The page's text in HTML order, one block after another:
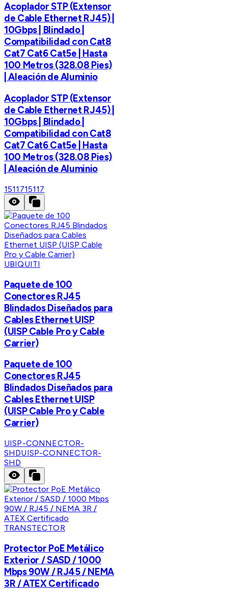
Acoplador STP (Extensor
de Cable Ethernet RJ45) |
10Gbps | Blindado |
Compatibilidad con Cat8
Cat7 Cat6 Cat5e | Hasta
100 Metros (328.08 Pies)
| Aleación de Aluminio
Acoplador STP (Extensor
de Cable Ethernet RJ45) |
10Gbps | Blindado |
Compatibilidad con Cat8
Cat7 Cat6 Cat5e | Hasta
100 Metros (328.08 Pies)
| Aleación de Aluminio
1511715117
UBIQUITI
Paquete de 100
Conectores RJ45
Blindados Diseñados para
Cables Ethernet UISP
(UISP Cable Pro y Cable
Carrier)
Paquete de 100
Conectores RJ45
Blindados Diseñados para
Cables Ethernet UISP
(UISP Cable Pro y Cable
Carrier)
UISP-CONNECTOR-
SHDUISP-CONNECTOR-
SHD
TRANSTECTOR
Protector PoE Metálico
Exterior / SASD / 1000
Mbps 90W / RJ45 / NEMA
3R / ATEX Certificado